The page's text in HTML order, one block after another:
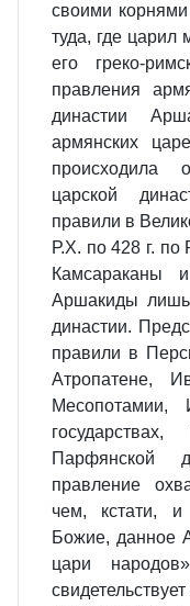
своими корнями
туда, где царил
его греко-
правления
династии
армянских
происходила
царской
правили в
Р.Х. по 428 г. по
Аршакиды лишь
династии.
правили в
Атропатене,
правление
чем, кстати, и
Божие, данное
цари